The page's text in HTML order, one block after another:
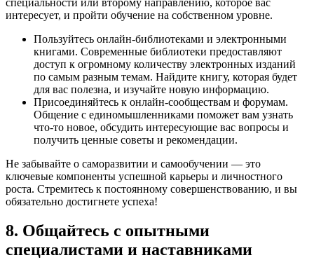
интересует, и пройти обучение на собственном уровне.
Пользуйтесь онлайн-библиотеками и электронными
книгами. Современные библиотеки предоставляют
доступ к огромному количеству электронных изданий
по самым разным темам. Найдите книгу, которая будет
для вас полезна, и изучайте новую информацию.
Присоединяйтесь к онлайн-сообществам и форумам.
Общение с единомышленниками поможет вам узнать
что-то новое, обсудить интересующие вас вопросы и
получить ценные советы и рекомендации.
Не забывайте о саморазвитии и самообучении — это
ключевые компоненты успешной карьеры и личностного
роста. Стремитесь к постоянному совершенствованию, и вы
обязательно достигнете успеха!
8. Общайтесь с опытными
специалистами и наставниками